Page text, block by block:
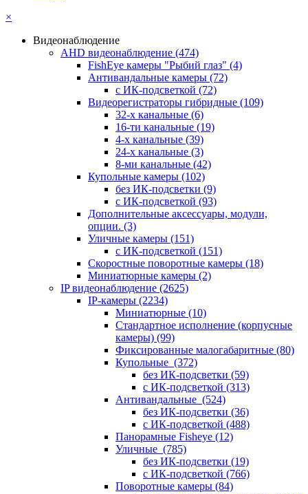
×
Видеонаблюдение
AHD видеонаблюдение (474)
FishEye камеры "Рыбий глаз" (4)
Антивандальные камеры (72)
с ИК-подсветкой (72)
Видеорегистраторы гибридные (109)
32-х канальные (6)
16-ти канальные (19)
4-х канальные (39)
24-х канальные (3)
8-ми канальные (42)
Купольные камеры (102)
без ИК-подсветки (9)
с ИК-подсветкой (93)
Дополнительные аксессуары, модули,
опции. (3)
Уличные камеры (151)
с ИК-подсветкой (151)
Скоростные поворотные камеры (18)
Миниатюрные камеры (2)
IP видеонаблюдение (2625)
IP-камеры (2234)
Миниатюрные (10)
Стандартное исполнение (корпусные
камеры) (99)
Фиксированные малогабаритные (80)
Купольные (372)
без ИК-подсветки (59)
с ИК-подсветкой (313)
Антивандальные (524)
без ИК-подсветки (36)
с ИК-подсветкой (488)
Панорамные Fisheye (12)
Уличные (785)
без ИК-подсветки (19)
с ИК-подсветкой (766)
Поворотные камеры (84)